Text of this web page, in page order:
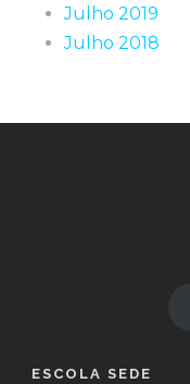
Julho 2019
Julho 2018
ESCOLA SEDE